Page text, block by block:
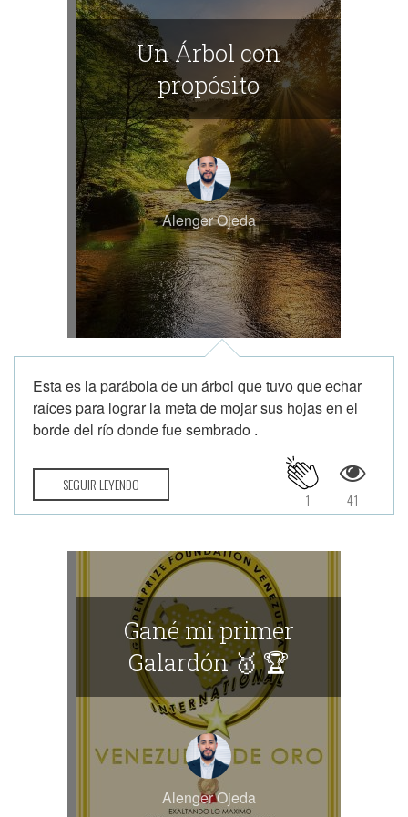
Un Árbol con
propósito
Alenger Ojeda
Esta es la parábola de un árbol que tuvo que echar
raíces para lograr la meta de mojar sus hojas en el
borde del río donde fue sembrado .
SEGUIR LEYENDO
41
1
Gané mi primer
Galardón 🥇 🏆
Alenger Ojeda